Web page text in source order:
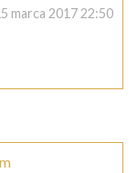
marca 2017 22:50